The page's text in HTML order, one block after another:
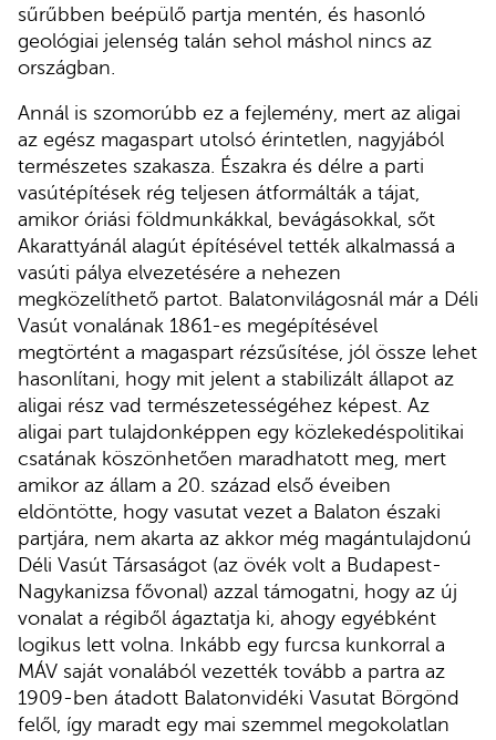
sűrűbben beépülő partja mentén, és hasonló
geológiai jelenség talán sehol máshol nincs az
országban.
Annál is szomorúbb ez a fejlemény, mert az aligai
az egész magaspart utolsó érintetlen, nagyjából
természetes szakasza. Északra és délre a parti
vasútépítések rég teljesen átformálták a tájat,
amikor óriási földmunkákkal, bevágásokkal, sőt
Akarattyánál alagút építésével tették alkalmassá a
vasúti pálya elvezetésére a nehezen
megközelíthető partot. Balatonvilágosnál már a Déli
Vasút vonalának 1861-es megépítésével
megtörtént a magaspart rézsűsítése, jól össze lehet
hasonlítani, hogy mit jelent a stabilizált állapot az
aligai rész vad természetességéhez képest. Az
aligai part tulajdonképpen egy közlekedéspolitikai
csatának köszönhetően maradhatott meg, mert
amikor az állam a 20. század első éveiben
eldöntötte, hogy vasutat vezet a Balaton északi
partjára, nem akarta az akkor még magántulajdonú
Déli Vasút Társaságot (az övék volt a Budapest-
Nagykanizsa fővonal) azzal támogatni, hogy az új
vonalat a régiből ágaztatja ki, ahogy egyébként
logikus lett volna. Inkább egy furcsa kunkorral a
MÁV saját vonalából vezették tovább a partra az
1909-ben átadott Balatonvidéki Vasutat Börgönd
felől, így maradt egy mai szemmel megokolatlan